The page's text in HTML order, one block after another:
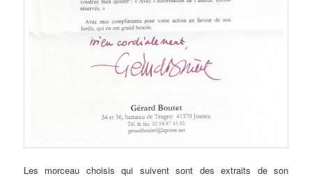
Les morceau choisis qui suivent sont des extraits de son